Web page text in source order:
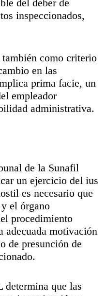
del deber de
inspeccionados,
como criterio
en las
prima facie, un
empleador
administrativa.
de la Sunafil
un ejercicio del ius
es necesario que
el órgano
procedimiento
adecuada motivación
de presunción de
determina que las